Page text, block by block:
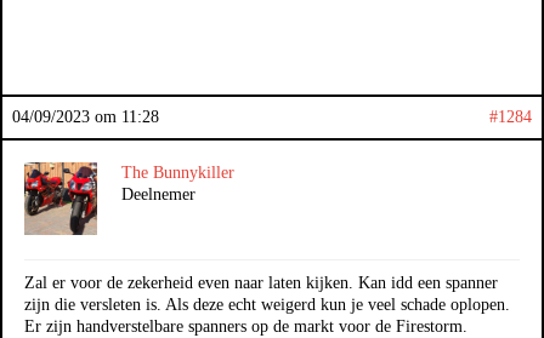
04/09/2023 om 11:28 #1284
The Bunnykiller
Deelnemer
Zal er voor de zekerheid even naar laten kijken. Kan idd een spanner
zijn die versleten is. Als deze echt weigerd kun je veel schade oplopen.
Er zijn handverstelbare spanners op de markt voor de Firestorm.